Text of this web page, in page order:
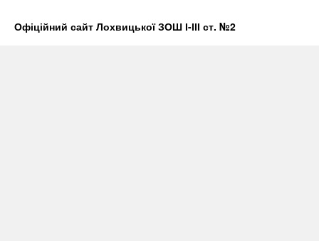
Офіційний сайт Лохвицької ЗОШ І-ІІІ ст. №2